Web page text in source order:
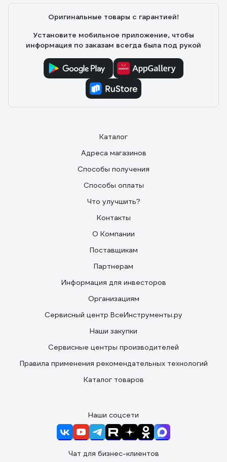
Оригинальные товары с гарантией!
Установите мобильное приложение, чтобы
информация по заказам всегда была под рукой
Каталог
Адреса магазинов
Способы получения
Способы оплаты
Что улучшить?
Контакты
О Компании
Поставщикам
Партнерам
Информация для инвесторов
Организациям
Сервисный центр ВсеИнструменты.ру
Наши закупки
Сервисные центры производителей
Правила применения рекомендательных технологий
Каталог товаров
Наши соцсети
Чат для бизнес-клиентов